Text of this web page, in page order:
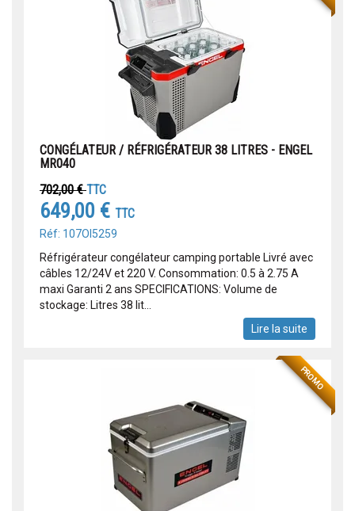
CONGÉLATEUR / RÉFRIGÉRATEUR 38 LITRES - ENGEL
MR040
702,00 €TTC
649,00 € TTC
Réf: 107OI5259
Réfrigérateur congélateur camping portable Livré avec
câbles 12/24V et 220 V. Consommation: 0.5 à 2.75 A
maxi Garanti 2 ans SPECIFICATIONS: Volume de
stockage: Litres 38 lit...
Lire la suite
PROMO